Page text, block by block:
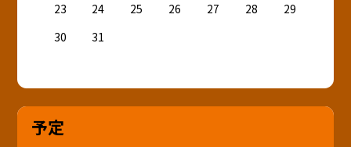
23
24 25 26 27 28
29
30
31
予定